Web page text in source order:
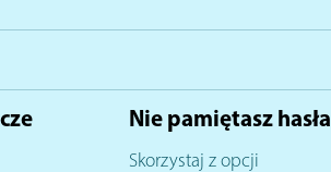
Nie pamiętasz
Skorzystaj z opcji